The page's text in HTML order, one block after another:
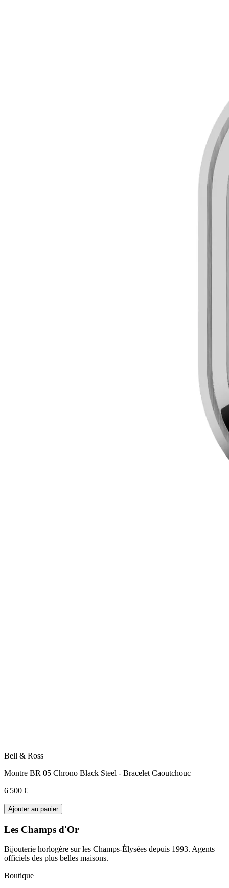
Bell & Ross
Montre BR 05 Chrono Black Steel - Bracelet Caoutchouc
6 500 €
Ajouter au panier
Les Champs d'Or
Bijouterie horlogère sur les Champs-Élysées depuis 1993. Agents
officiels des plus belles maisons.
Boutique